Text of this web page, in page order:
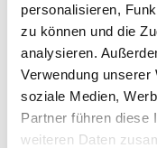
personalisieren,
zu können und die
analysieren.
Verwendung
soziale Medien,
Partner führen diese
weiteren Daten